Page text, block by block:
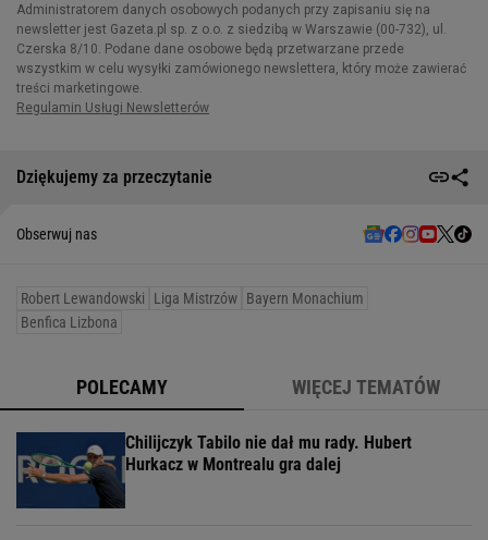
Dziękujemy za przeczytanie
Obserwuj nas
Robert Lewandowski Liga Mistrzów Bayern Monachium
Benfica Lizbona
POLECAMY WIĘCEJ TEMATÓW
Chilijczyk Tabilo nie dał mu rady. Hubert
Hurkacz w Montrealu gra dalej